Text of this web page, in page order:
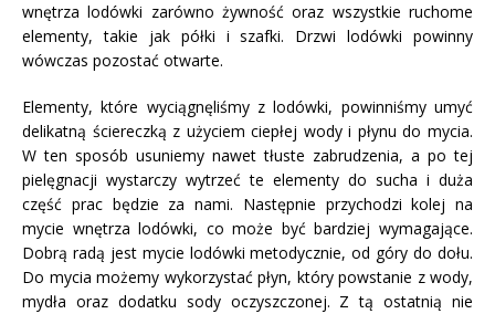
wnętrza lodówki zarówno żywność oraz wszystkie ruchome
elementy, takie jak półki i szafki. Drzwi lodówki powinny
wówczas pozostać otwarte.
Elementy, które wyciągnęliśmy z lodówki, powinniśmy umyć
delikatną ściereczką z użyciem ciepłej wody i płynu do mycia.
W ten sposób usuniemy nawet tłuste zabrudzenia, a po tej
pielęgnacji wystarczy wytrzeć te elementy do sucha i duża
część prac będzie za nami. Następnie przychodzi kolej na
mycie wnętrza lodówki, co może być bardziej wymagające.
Dobrą radą jest mycie lodówki metodycznie, od góry do dołu.
Do mycia możemy wykorzystać płyn, który powstanie z wody,
mydła oraz dodatku sody oczyszczonej. Z tą ostatnią nie